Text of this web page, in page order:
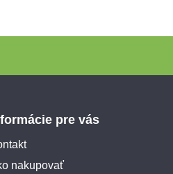
pre vás
nakupovať